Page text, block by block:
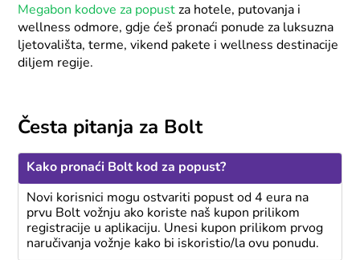
Megabon kodove za popust za hotele, putovanja i
wellness odmore, gdje ćeš pronaći ponude za luksuzna
ljetovališta, terme, vikend pakete i wellness destinacije
diljem regije.
Česta pitanja za Bolt
Kako pronaći Bolt kod za popust?
Novi korisnici mogu ostvariti popust od 4 eura na
prvu Bolt vožnju ako koriste naš kupon prilikom
registracije u aplikaciju. Unesi kupon prilikom prvog
naručivanja vožnje kako bi iskoristio/la ovu ponudu.